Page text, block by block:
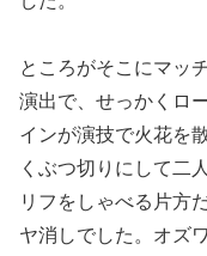
ところがそこにマッ
演出で、せっかくロ
インが演技で火花を
くぶつ切りにして二
リフをしゃべる片方
ヤ消しでした。オズ